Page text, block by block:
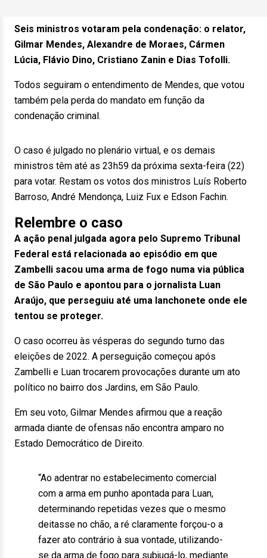
Seis ministros votaram pela condenação: o relator,
Gilmar Mendes, Alexandre de Moraes, Cármen
Lúcia, Flávio Dino, Cristiano Zanin e Dias Tofolli.
Todos seguiram o entendimento de Mendes, que votou
também pela perda do mandato em função da
condenação criminal.
O caso é julgado no plenário virtual, e os demais
ministros têm até as 23h59 da próxima sexta-feira (22)
para votar. Restam os votos dos ministros Luís Roberto
Barroso, André Mendonça, Luiz Fux e Edson Fachin.
Relembre o caso
A ação penal julgada agora pelo Supremo Tribunal
Federal está relacionada ao episódio em que
Zambelli sacou uma arma de fogo numa via pública
de São Paulo e apontou para o jornalista Luan
Araújo, que perseguiu até uma lanchonete onde ele
tentou se proteger.
O caso ocorreu às vésperas do segundo turno das
eleições de 2022. A perseguição começou após
Zambelli e Luan trocarem provocações durante um ato
político no bairro dos Jardins, em São Paulo.
Em seu voto, Gilmar Mendes afirmou que a reação
armada diante de ofensas não encontra amparo no
Estado Democrático de Direito.
“Ao adentrar no estabelecimento comercial
com a arma em punho apontada para Luan,
determinando repetidas vezes que o mesmo
deitasse no chão, a ré claramente forçou-o a
fazer ato contrário à sua vontade, utilizando-
se da arma de fogo para subjugá-lo, mediante